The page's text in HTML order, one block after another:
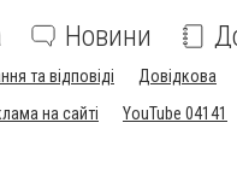
Новини
та відповіді Довідкова
на сайті YouTube 04141